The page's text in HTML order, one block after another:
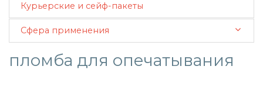
Курьерские и сейф-пакеты
Сфера применения
пломба для опечатывания